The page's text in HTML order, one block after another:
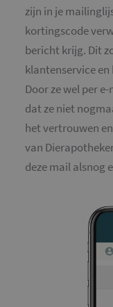
zijn in je
kortingscode
bericht krijg. Dit
klantenservice
Door ze wel per
dat ze niet
het vertrouwen
van
deze mail alsnog